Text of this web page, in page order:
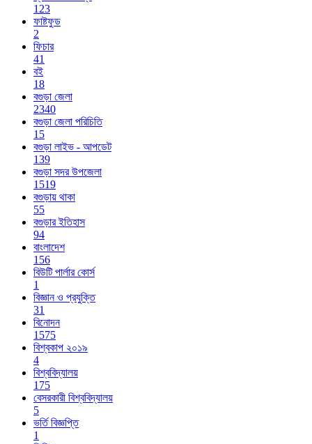
123
ফাষ্টফুড
2
ফিচার
41
বই
18
বগুড়া জেলা
2340
বগুড়া জেলা পরিচিতি
15
বগুড়া লাইভ - আপডেট
139
বগুড়া সদর উপজেলা
1519
বগুড়ায় থাকা
55
বগুড়ার ইতিহাস
94
বাংলাদেশ
156
বিউটি পার্লার কোর্স
1
বিজ্ঞান ও প্রযুক্তি
31
বিনোদন
1575
বিশ্বকাপ ২০১৯
4
বিশ্ববিদ্যালয়
175
বেসরকারী বিশ্ববিদ্যালয়
5
ভর্তি বিজ্ঞপ্তি
1